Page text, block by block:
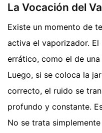
La Vocación del
Existe un momento de
activa el vaporizador. El
errático, como el de
Luego, si se coloca la
correcto, el ruido se
profundo y constante.
No se trata